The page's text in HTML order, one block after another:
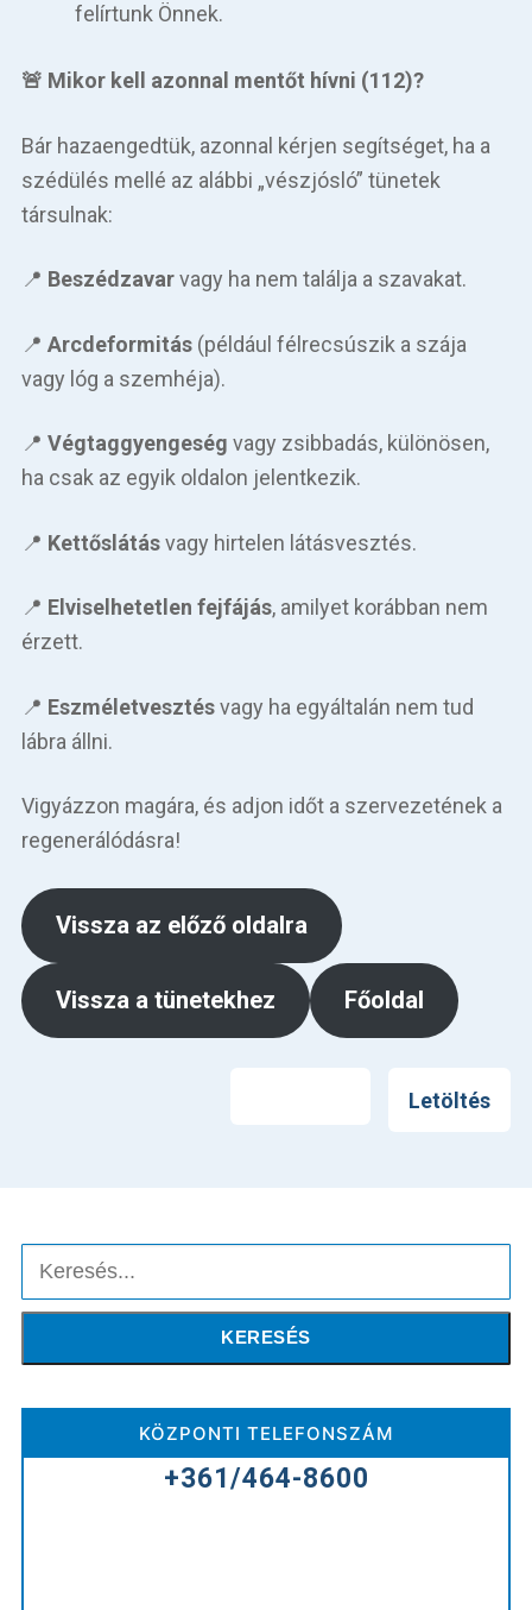
felírtunk Önnek.
🚨 Mikor kell azonnal mentőt hívni (112)?
Bár hazaengedtük, azonnal kérjen segítséget, ha a
szédülés mellé az alábbi „vészjósló” tünetek
társulnak:
📍 Beszédzavarvagy ha nem találja a szavakat.
📍 Arcdeformitás (például félrecsúszik a szája
vagy lóg a szemhéja).
📍 Végtaggyengeség vagy zsibbadás, különösen,
ha csak az egyik oldalon jelentkezik.
📍 Kettőslátásvagy hirtelen látásvesztés.
📍 Elviselhetetlen fejfájás, amilyet korábban nem
érzett.
📍 Eszméletvesztésvagy ha egyáltalán nem tud
lábra állni.
Vigyázzon magára, és adjon időt a szervezetének a
regenerálódásra!
Vissza az előző oldalra
Vissza a tünetekhez Főoldal
Letöltés
Keresés
KERESÉS
KÖZPONTI TELEFONSZÁM
+361/464-8600